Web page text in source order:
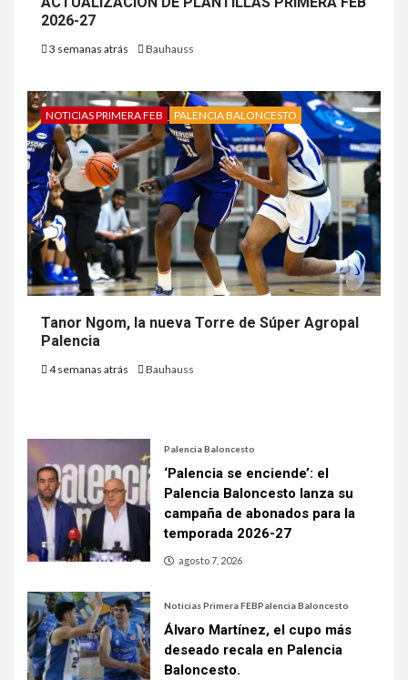
2026-27
3 semanas atrás Bauhauss
NOTICIAS PRIMERA FEB PALENCIA BALONCESTO
Tanor Ngom, la nueva Torre de Súper Agropal
Palencia
4 semanas atrás Bauhauss
Palencia Baloncesto
‘Palencia se enciende’: el
Palencia Baloncesto lanza su
campaña de abonados para la
temporada 2026-27
agosto 7, 2026
Noticias Primera FEBPalencia Baloncesto
Álvaro Martínez, el cupo más
deseado recala en Palencia
Baloncesto.